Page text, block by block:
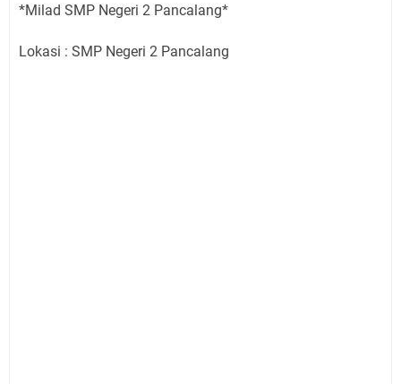
*Milad SMP Negeri 2 Pancalang*
Lokasi : SMP Negeri 2 Pancalang